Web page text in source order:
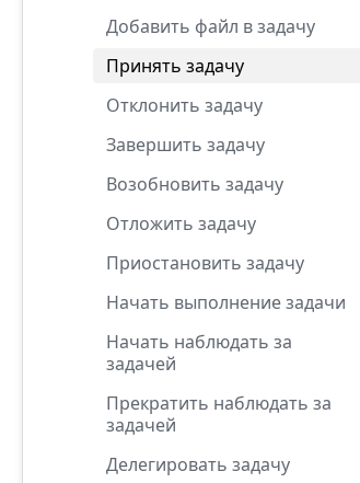
Добавить файл в задачу
Принять задачу
Отклонить задачу
Завершить задачу
Возобновить задачу
Отложить задачу
Приостановить задачу
Начать выполнение задачи
Начать наблюдать за
задачей
Прекратить наблюдать за
задачей
Делегировать задачу